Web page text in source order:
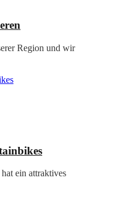
Region und wir
ein attraktives